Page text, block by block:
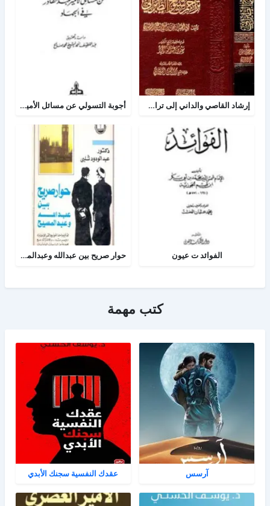
إرشاد القاصي والداني إلى تراجم شيوخ الطبراني أجوبة التسولي عن مسائل الأمير عبد القادر في الجهاد
الفوائد ت عيون حوار صريح بين عبدالله وعبدالمسيح
كتب مهمة
آرسس عقدك النفسية سجنك الأبدي